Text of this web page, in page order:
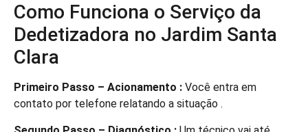
Como Funciona o Serviço da
Dedetizadora no Jardim Santa
Clara
Primeiro Passo – Acionamento : Você entra em
contato por telefone relatando a situação .